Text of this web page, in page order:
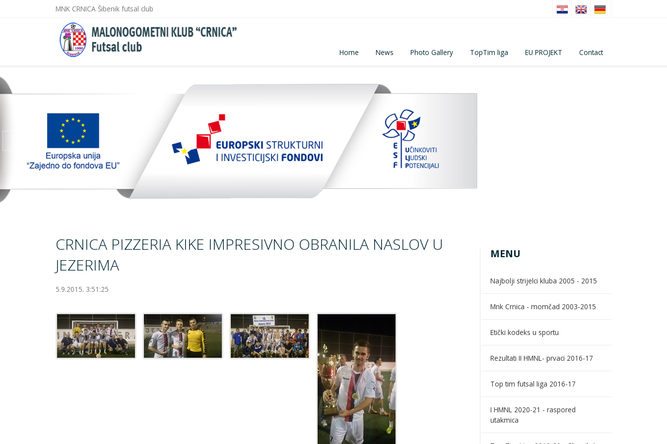
MNK CRNICA Šibenik futsal club
Home News Photo Gallery TopTim liga EU PROJEKT Contact
CRNICA PIZZERIA KIKE IMPRESIVNO OBRANILA NASLOV U
JEZERIMA
5.9.2015. 3:51:25
MENU
Najbolji strijelci kluba 2005 - 2015
Mnk Crnica - momčad 2003-2015
Etički kodeks u sportu
Rezultati II HMNL- prvaci 2016-17
Top tim futsal liga 2016-17
I HMNL 2020-21 - raspored
utakmica